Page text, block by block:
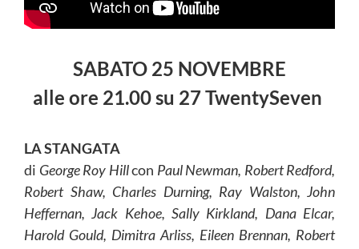
SABATO 25 NOVEMBRE
alle ore 21.00 su 27 TwentySeven
LA STANGATA
di George Roy Hillcon Paul Newman, Robert Redford,
Robert Shaw, Charles Durning, Ray Walston, John
Heffernan, Jack Kehoe, Sally Kirkland, Dana Elcar,
Harold Gould, Dimitra Arliss, Eileen Brennan, Robert